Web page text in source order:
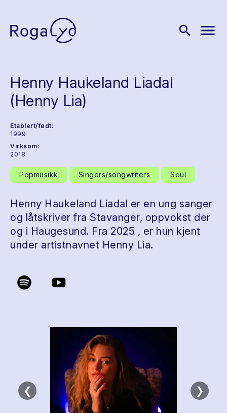
search menu
Henny Haukeland Liadal
(Henny Lia)
Etablert/født:
1999
Virksom:
2018
Popmusikk Singers/songwriters Soul
Henny Haukeland Liadal er en ung sanger
og låtskriver fra Stavanger, oppvokst der
og i Haugesund. Fra 2025 , er hun kjent
under artistnavnet Henny Lia.
❮ ❯